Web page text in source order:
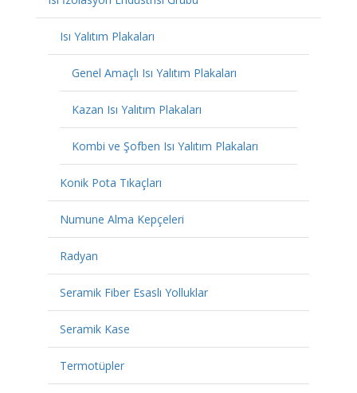
Isı Yalıtım Plakaları
Genel Amaçlı Isı Yalıtım Plakaları
Kazan Isı Yalıtım Plakaları
Kombi ve Şofben Isı Yalıtım Plakaları
Konik Pota Tıkaçları
Numune Alma Kepçeleri
Radyan
Seramik Fiber Esaslı Yolluklar
Seramik Kase
Termotüpler